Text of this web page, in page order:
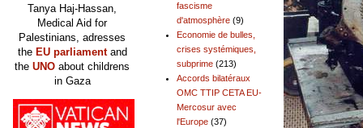
fascisme
d'atmosphère (9)
Economie de bulles,
crises systémiques,
subprime (213)
Accords bilatéraux
OMC TTIP CETA EU-
Mercosur avec
l'Europe (37)
Tanya Haj-Hassan,
Medical Aid for
Palestinians, adresses
the EU parliamentand
the UNO about childrens
in Gaza